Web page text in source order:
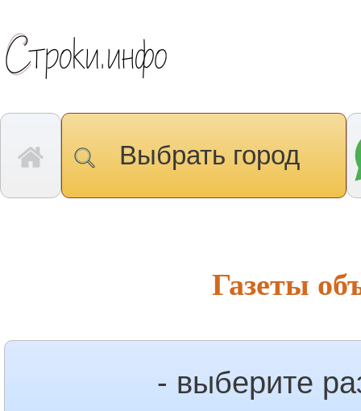
Выбрать город
Газеты
- выберите